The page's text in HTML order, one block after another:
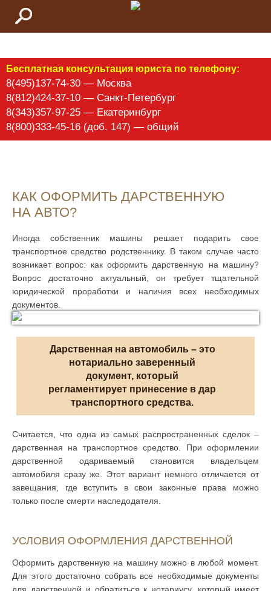
Бесплатная консультация юриста по телефону:
8(495)137-74-30 — Москва
8(812)424-37-10 — Санкт-Петербург
8(343)357-97-25 — Екатеринбург
8(800)333-45-16 (доб. 147) — общий
КАК ОФОРМИТЬ ДАРСТВЕННУЮ
НА АВТО?
Иногда собственник машины решает подарить свое
транспортное средство родственнику. В таком случае часто
возникает вопрос: как оформить дарственную на машину?
Вопрос достаточно актуальный, он требует тщательной
юридической проработки и наличия всех необходимых
документов.
Дарственная на автомобиль – это
нотариально заверенный
документ, который
регламентирует принесение в дар
транспортного средства.
Считается, что одна из самых распространенных сделок –
дарственная на транспортное средство. При оформлении
дарственной одариваемый становится владельцем
автомобиля сразу же. Этот вариант немного отличается от
завещания, где вступить в свои законные права можно
только после смерти наследодателя.
УСЛОВИЯ ОФОРМЛЕНИЯ ДАРСТВЕННОЙ
Оформить дарственную на машину можно в любой момент.
Для этого достаточно собрать все необходимые документы